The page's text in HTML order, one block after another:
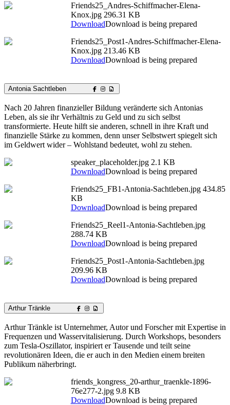
Friends25_Andres-Schiffmacher-Elena-
Knox.jpg 296.31 KB
DownloadDownload is being prepared
Friends25_Post1-Andres-Schiffmacher-Elena-
Knox.jpg 213.46 KB
DownloadDownload is being prepared
Antonia Sachtleben
Nach 20 Jahren finanzieller Bildung veränderte sich Antonias
Leben, als sie ihr Verhältnis zu Geld und zu sich selbst
transformierte. Heute hilft sie anderen, schnell in ihre Kraft und
finanzielle Stärke zu kommen, denn unser Selbstwert spiegelt sich
im Geldwert wider – Wohlstand bedeutet, wohl zu stehen.
speaker_placeholder.jpg 2.1 KB
DownloadDownload is being prepared
Friends25_FB1-Antonia-Sachtleben.jpg 434.85
KB
DownloadDownload is being prepared
Friends25_Reel1-Antonia-Sachtleben.jpg
288.74 KB
DownloadDownload is being prepared
Friends25_Post1-Antonia-Sachtleben.jpg
209.96 KB
DownloadDownload is being prepared
Arthur Tränkle
Arthur Tränkle ist Unternehmer, Autor und Forscher mit Expertise in
Frequenzen und Wasservitalisierung. Durch Workshops, besonders
zum Tesla-Oszillator, inspiriert er Tausende und teilt seine
revolutionären Ideen, die er auch in den Medien einem breiten
Publikum näherbringt.
friends_kongress_20-arthur_traenkle-1896-
76e277-2.jpg 9.8 KB
DownloadDownload is being prepared